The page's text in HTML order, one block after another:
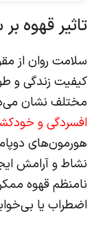
تاثیر قهوه
سلامت روان از
کیفیت زندگی و
مختلف نشان
افسردگی و
هورمون‌های
نشاط و آرامش
نامنظم قهوه
اضطراب یا